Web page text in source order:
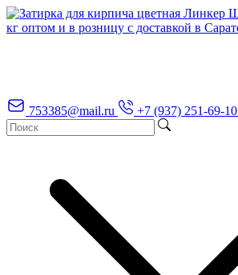
753385@mail.ru +7 (937) 251-69-10